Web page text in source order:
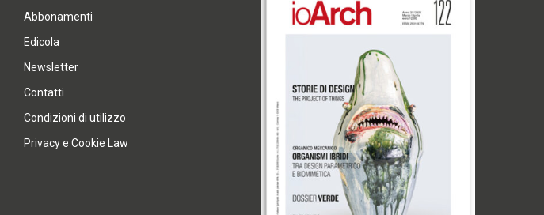
Abbonamenti
Edicola
Newsletter
Contatti
Condizioni di utilizzo
Privacy e Cookie Law